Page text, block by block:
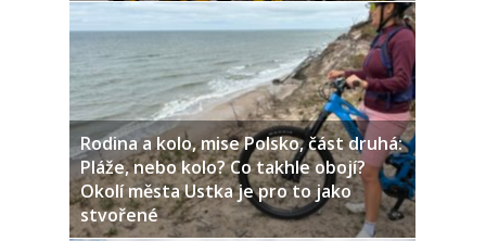
Rodina a kolo, mise Polsko, část druhá:
Pláže, nebo kolo? Co takhle obojí?
Okolí města Ustka je pro to jako
stvořené